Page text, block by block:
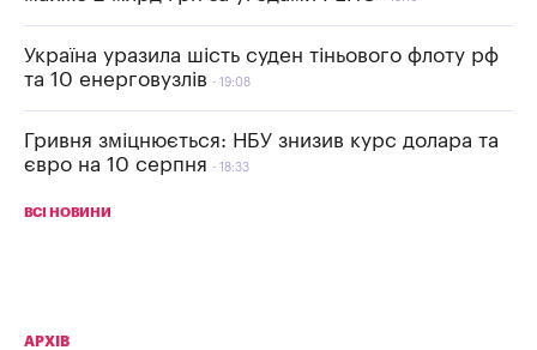
Україна уразила шість суден тіньового флоту рф
та 10 енерговузлів
19:08
Гривня зміцнюється: НБУ знизив курс долара та
євро на 10 серпня
18:33
ВСІ НОВИНИ
АРХІВ